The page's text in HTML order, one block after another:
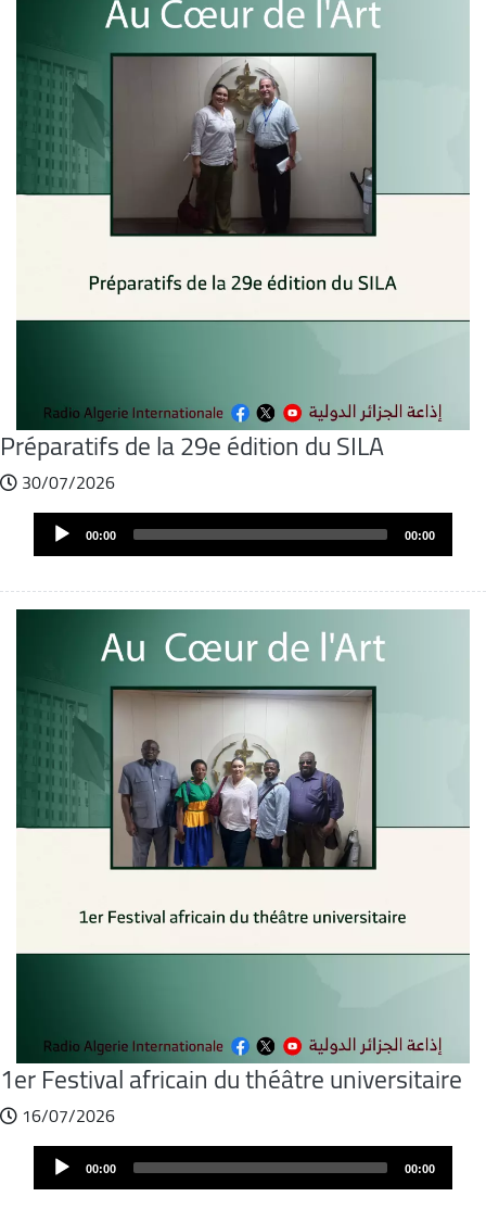
Préparatifs de la 29e édition du SILA
30/07/2026
AudioAudio
Player 00:00 00:00
1er Festival africain du théâtre universitaire
16/07/2026
AudioAudio
Player 00:00 00:00